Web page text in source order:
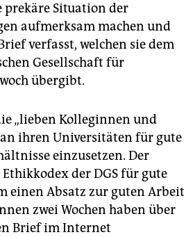
prekäre Situation der
aufmerksam machen und
verfasst, welchen sie dem
Gesellschaft für
übergibt.
„lieben Kolleginnen und
an ihren Universitäten für gute
einzusetzen. Der
der DGS für gute
einen Absatz zur guten Arbeit
zwei Wochen haben über
Brief im Internet